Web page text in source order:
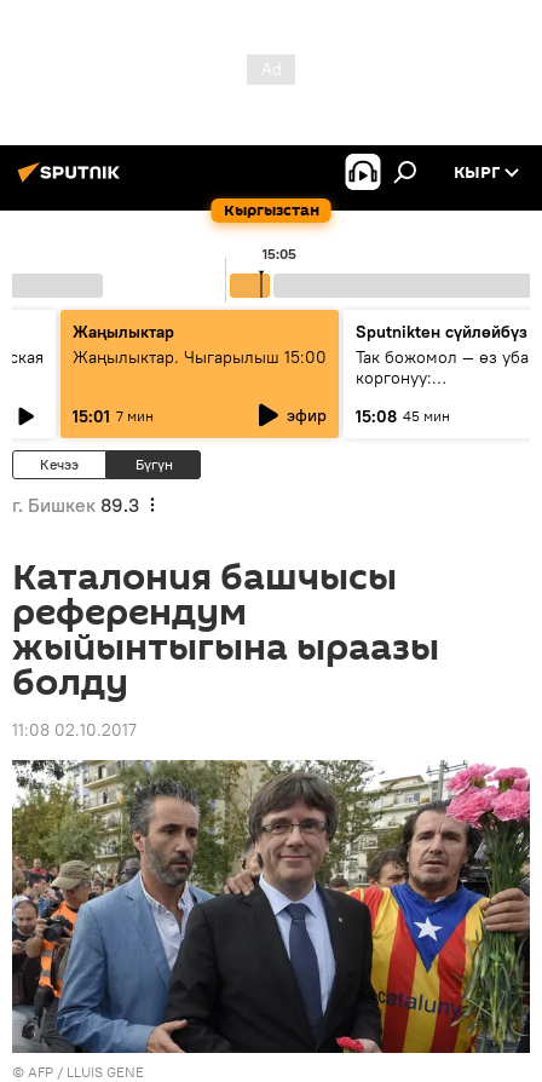
Кыргызстан
КЫРГ
15:05
Жаңылыктар
Жаңылыктар. Чыгарылыш 15:00
15:01 7 мин эфир
Sputnikteн сүйлөйбүз
Так божомол — өз
коргонуу:
кантип өркүндөтүлүүдө
15:08 45 мин
Кечээ Бүгүн
г. Бишкек 89.3
Каталония башчысы
референдум
жыйынтыгына ыраазы
болду
11:08 02.10.2017
© AFP / LLUIS GENE